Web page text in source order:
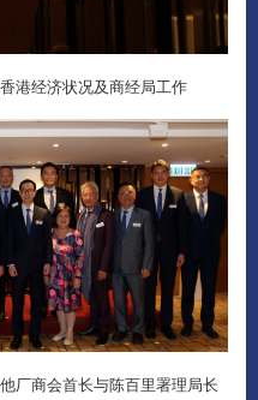
港经济状况及商经局工作
厂商会首长与陈百里署理局长